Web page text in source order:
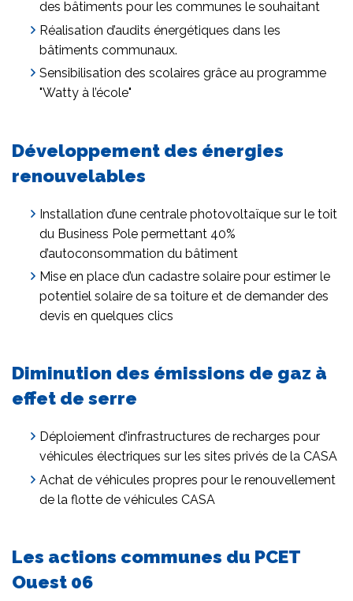
des bâtiments pour les communes le souhaitant
Réalisation d’audits énergétiques dans les
bâtiments communaux.
Sensibilisation des scolaires grâce au programme
"Watty à l’école"
Développement des énergies
renouvelables
Installation d’une centrale photovoltaïque sur le toit
du Business Pole permettant 40%
d’autoconsommation du bâtiment
Mise en place d’un cadastre solaire pour estimer le
potentiel solaire de sa toiture et de demander des
devis en quelques clics
Diminution des émissions de gaz à
effet de serre
Déploiement d’infrastructures de recharges pour
véhicules électriques sur les sites privés de la CASA
Achat de véhicules propres pour le renouvellement
de la flotte de véhicules CASA
Les actions communes du PCET
Ouest 06